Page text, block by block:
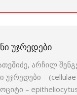
ᲣᲯᲠᲔᲓᲔᲑᲘ
არჩილ
უჯრედები –
–